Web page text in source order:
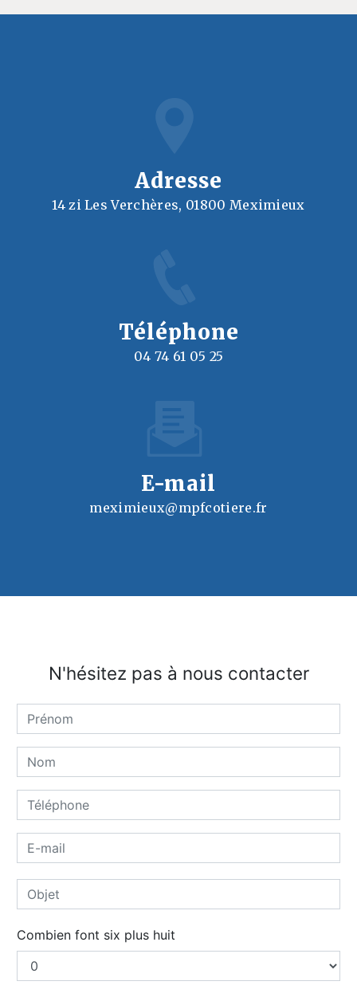
Adresse
14 zi Les Verchères, 01800 Meximieux
Téléphone
04 74 61 05 25
E-mail
meximieux@mpfcotiere.fr
N'hésitez pas à nous contacter
Combien font six plus huit